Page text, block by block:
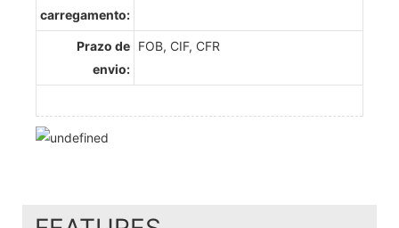
carregamento:
Prazo de
envio:
FOB, CIF, CFR